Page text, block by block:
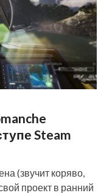
Steam
(звучит коряво,
проект в ранний